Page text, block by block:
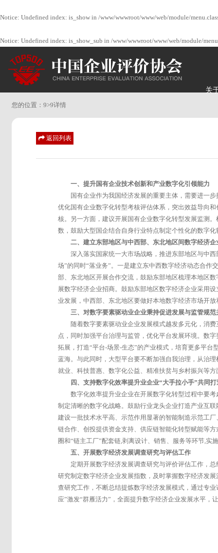
Notice: Undefined index: is_show in /www/wwwroot/www/web/module/
Notice: Undefined index: is_show_sub in /www/wwwroot/www/web/module/
关
您的位置： 9>9详情
返回列表
一、提升国有企业技术创新和产业数字化引领能力
国有企业作为我国经济发展的重要主体，需要进一
优化国有企业数字化转型考核评估体系，突出效益导向
核。另一方面，建议开展国有企业数字化转型发展监测
数，鼓励大型国企结合自身行业特点制定个性化的数字
二、建立东部地区与中西部、东北地区间数字经济
深入落实国家统一大市场战略，推进东部地区与中
场”的同时“落业务”。一是建立东中西数字经济动态合
部、东北地区开展合作交流，鼓励东部地区梳理本地区
展数字经济企业招商。鼓励东部地区数字经济企业采用
业发展，中西部、东北地区要做好本地数字经济市场开
三、对数字要素驱动业企业秉持促进发展与监管规范
随着数字要素驱动业企业发展模式越发多元化，消
点，同时加强平台治理与监管，优化平台发展环境。数
拓展，打造“平台-场景-生态”的产业模式，培育更多平
蓝海。与此同时，大型平台要不断加强自我治理，从治
就业、科技普惠、数字化公益、精准扶贫与乡村振兴等
四、支持数字化效率提升业企业“大手拉小手”共同
数字化效率提升业企业在开展数字化转型过程中要
制定清晰的数字化战略。鼓励行业龙头企业打造产业互
建设一批技术水平高、示范作用显著的智能制造示范工
链合作、创投提供资金支持、供应链智能化转型赋能等
圈和“链主工厂”配套链,剥离设计、销售、服务等环节,实
五、开展数字经济发展调查研究与评估工作
定期开展数字经济发展调查研究与评价评估工作，
研究制定数字经济企业发展指数，及时掌握数字经济发
查研究工作，不断总结提炼数字经济发展模式，通过专
应”激发“群雁活力”，全面提升数字经济企业发展水平